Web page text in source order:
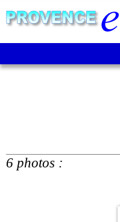
6 photos :